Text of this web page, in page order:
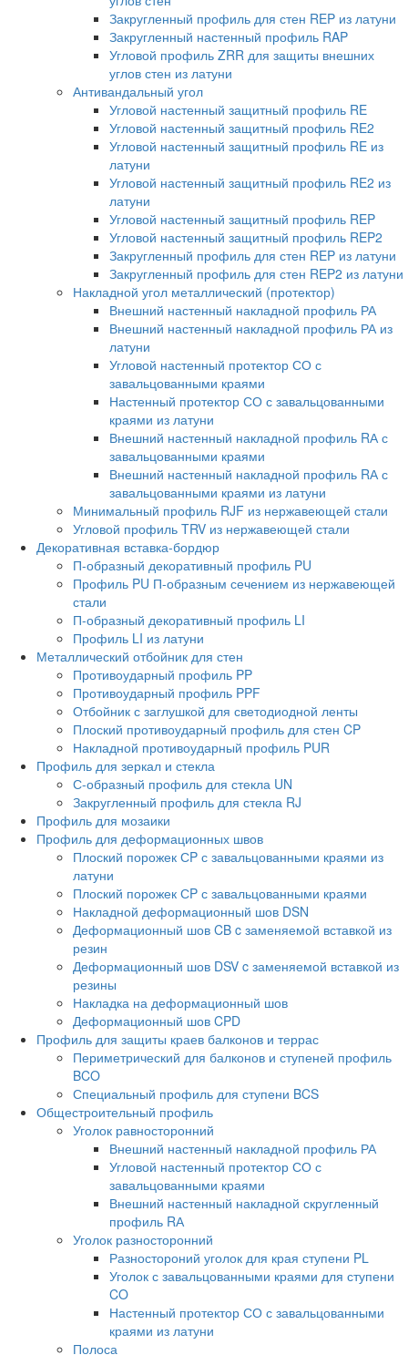
Закругленный профиль для стен REP из латуни
Закругленный настенный профиль RAP
Угловой профиль ZRR для защиты внешних
углов стен из латуни
Антивандальный угол
Угловой настенный защитный профиль RE
Угловой настенный защитный профиль RE2
Угловой настенный защитный профиль RE из
латуни
Угловой настенный защитный профиль RE2 из
латуни
Угловой настенный защитный профиль REP
Угловой настенный защитный профиль REP2
Закругленный профиль для стен REP из латуни
Закругленный профиль для стен REP2 из латуни
Накладной угол металлический (протектор)
Внешний настенный накладной профиль РА
Внешний настенный накладной профиль РА из
латуни
Угловой настенный протектор СО с
завальцованными краями
Настенный протектор СО с завальцованными
краями из латуни
Внешний настенный накладной профиль RА с
завальцованными краями
Внешний настенный накладной профиль RА с
завальцованными краями из латуни
Минимальный профиль RJF из нержавеющей стали
Угловой профиль TRV из нержавеющей стали
Декоративная вставка-бордюр
П-образный декоративный профиль PU
Профиль PU П-образным сечением из нержавеющей
стали
П-образный декоративный профиль LI
Профиль LI из латуни
Металлический отбойник для стен
Противоударный профиль PP
Противоударный профиль PPF
Отбойник с заглушкой для светодиодной ленты
Плоский противоударный профиль для стен CP
Накладной противоударный профиль PUR
Профиль для зеркал и стекла
С-образный профиль для стекла UN
Закругленный профиль для стекла RJ
Профиль для мозаики
Профиль для деформационных швов
Плоский порожек СP с завальцованными краями из
латуни
Плоский порожек СP с завальцованными краями
Накладной деформационный шов DSN
Деформационный шов CB c заменяемой вставкой из
резин
Деформационный шов DSV c заменяемой вставкой из
резины
Накладка на деформационный шов
Деформационный шов CPD
Профиль для защиты краев балконов и террас
Периметрический для балконов и ступеней профиль
BCO
Специальный профиль для ступени BCS
Общестроительный профиль
Уголок равносторонний
Внешний настенный накладной профиль РА
Угловой настенный протектор СО с
завальцованными краями
Внешний настенный накладной скругленный
профиль RА
Уголок разносторонний
Разностороний уголок для края ступени PL
Уголок с завальцованными краями для ступени
CO
Настенный протектор СО с завальцованными
краями из латуни
Полоса